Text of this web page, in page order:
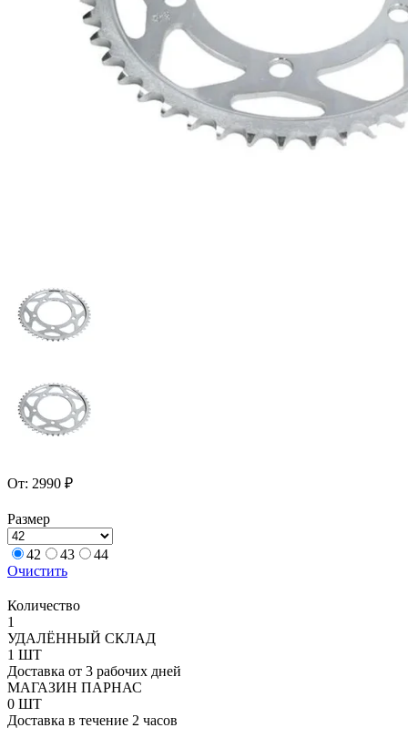
От: 2990 ₽
Размер
42 43
44
Очистить
Количество
Количество
товара
Звезда
дорожная
#532
Sunstar
под
1
УДАЛЁННЫЙ СКЛАД
1 ШТ
Доставка от 3 рабочих дней
МАГАЗИН ПАРНАС
0 ШТ
Доставка в течение 2 часов